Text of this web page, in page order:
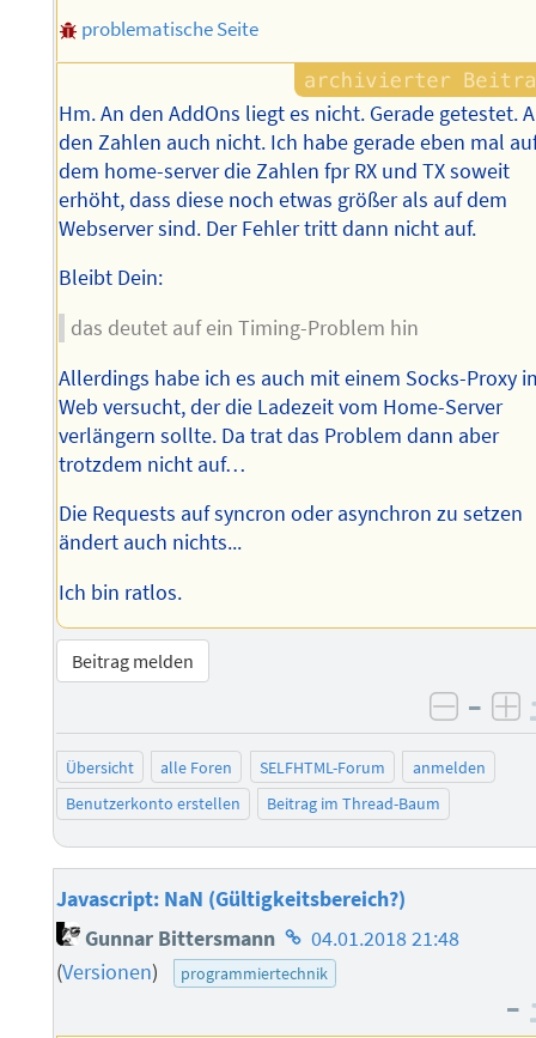
problematische Seite
Hm. An den AddOns liegt es nicht. Gerade getestet.
den Zahlen auch nicht. Ich habe gerade eben mal
dem home-server die Zahlen fpr RX und TX soweit
erhöht, dass diese noch etwas größer als auf dem
Webserver sind. Der Fehler tritt dann nicht auf.
Bleibt Dein:
das deutet auf ein Timing-Problem hin
Allerdings habe ich es auch mit einem Socks-Proxy
Web versucht, der die Ladezeit vom Home-Server
verlängern sollte. Da trat das Problem dann aber
trotzdem nicht auf…
Die Requests auf syncron oder asynchron zu setzen
ändert auch nichts...
Ich bin ratlos.
Beitrag melden
–
Übersicht alle Foren SELFHTML-Forum
anmelden
Benutzerkonto erstellen
Beitrag im Thread-Baum
Javascript: NaN (Gültigkeitsbereich?)
Gunnar Bittersmann Homepage
des
04.01.2018 21:48
(Versionen) programmiertechnik
–